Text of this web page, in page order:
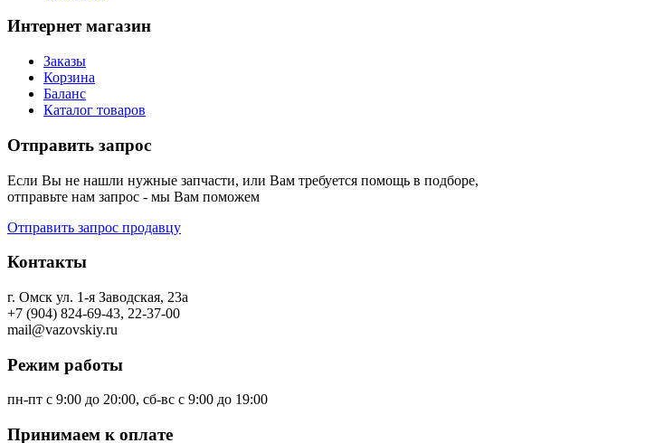
Интернет магазин
Заказы
Корзина
Баланс
Каталог товаров
Отправить запрос
Если Вы не нашли нужные запчасти, или Вам требуется помощь в подборе,
отправьте нам запрос - мы Вам поможем
Отправить запрос продавцу
Контакты
г. Омск ул. 1-я Заводская, 23а
+7 (904) 824-69-43, 22-37-00
mail@vazovskiy.ru
Режим работы
пн-пт с 9:00 до 20:00, сб-вс с 9:00 до 19:00
Принимаем к оплате